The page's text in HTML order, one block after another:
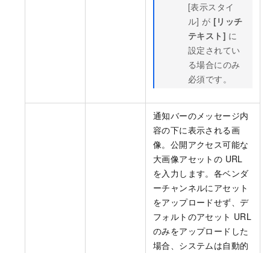
[表示スタイ
ル] が [リッチ
テキスト] に
設定されてい
る場合にのみ
必須です。
通知バーのメッセージ内
容の下に表示される画
像。公開アクセス可能な
大画像アセットの URL
を入力します。各ベンダ
ーチャンネルにアセット
をアップロードせず、デ
フォルトのアセット URL
のみをアップロードした
場合、システムは自動的